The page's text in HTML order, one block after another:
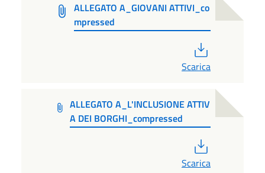
ALLEGATO A_GIOVANI ATTIVI_co
mpressed
Scarica
ALLEGATO A_L'INCLUSIONE ATTIV
A DEI BORGHI_compressed
Scarica